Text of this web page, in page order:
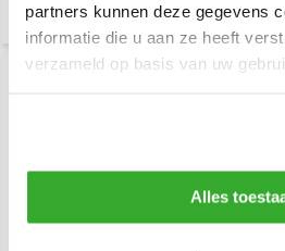
partners kunnen deze gegevens
informatie die u aan ze heeft
verzameld op basis van uw
Alles